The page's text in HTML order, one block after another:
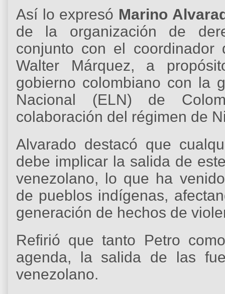
Así lo expresó Marino
de la organización de
conjunto con el coordinador
Walter Márquez, a
gobierno colombiano con la
Nacional (ELN) de
colaboración del régimen de
Alvarado destacó que
debe implicar la salida de
venezolano, lo que ha
de pueblos indígenas,
generación de hechos de
Refirió que tanto Petro
agenda, la salida de las
venezolano.